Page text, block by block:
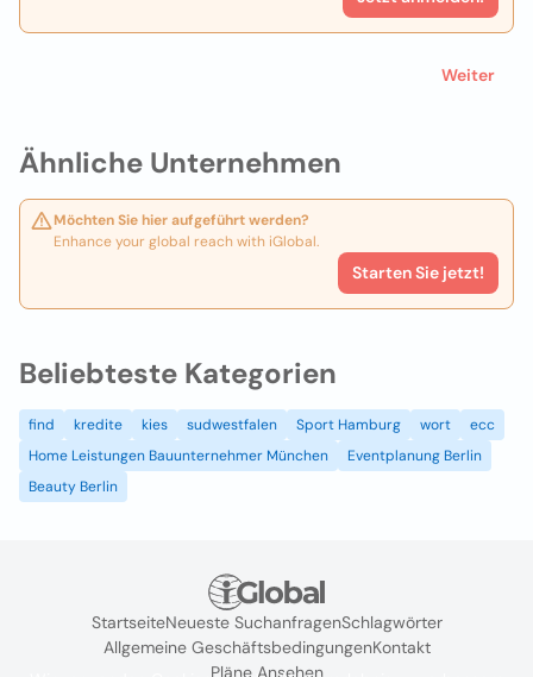
Ähnliche Unternehmen
Möchten Sie hier aufgeführt werden?
Enhance your global reach with iGlobal.
Starten Sie jetzt!
Weiter
Beliebteste Kategorien
find kredite kies sudwestfalen Sport Hamburg wort
ecc
Home Leistungen Bauunternehmer München
Eventplanung Berlin
Beauty Berlin
StartseiteNeueste SuchanfragenSchlagwörter
Allgemeine GeschäftsbedingungenKontakt
Pläne Ansehen